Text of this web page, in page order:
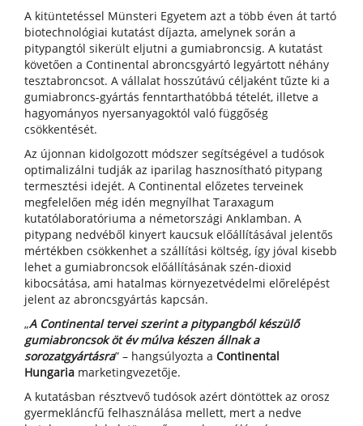
A kitüntetéssel Münsteri Egyetem azt a több éven át tartó
biotechnológiai kutatást díjazta, amelynek során a
pitypangtól sikerült eljutni a gumiabroncsig. A kutatást
követően a Continental abroncsgyártó legyártott néhány
tesztabroncsot. A vállalat hosszútávú céljaként tűzte ki a
gumiabroncs-gyártás fenntarthatóbbá tételét, illetve a
hagyományos nyersanyagoktól való függőség
csökkentését.
Az újonnan kidolgozott módszer segítségével a tudósok
optimalizálni tudják az iparilag hasznosítható pitypang
termesztési idejét. A Continental előzetes terveinek
megfelelően még idén megnyílhat Taraxagum
kutatólaboratóriuma a németországi Anklamban. A
pitypang nedvéből kinyert kaucsuk előállításával jelentős
mértékben csökkenhet a szállítási költség, így jóval kisebb
lehet a gumiabroncsok előállításának szén-dioxid
kibocsátása, ami hatalmas környezetvédelmi előrelépést
jelent az abroncsgyártás kapcsán.
„A Continental tervei szerint a pitypangból készülő
gumiabroncsok öt év múlva készen állnak a
sorozatgyártásra” – hangsúlyozta a Continental
Hungaria marketingvezetője.
A kutatásban résztvevő tudósok azért döntöttek az orosz
gyermekláncfű felhasználása mellett, mert a nedve